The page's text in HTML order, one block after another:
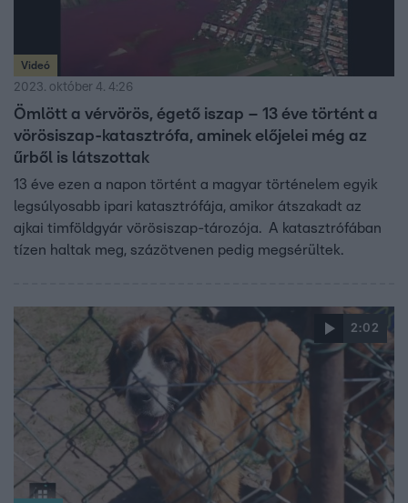
Videó
2023. október 4. 4:26
Ömlött a vérvörös, égető iszap – 13 éve történt a
vörösiszap-katasztrófa, aminek előjelei még az
űrből is látszottak
13 éve ezen a napon történt a magyar történelem egyik
legsúlyosabb ipari katasztrófája, amikor átszakadt az
ajkai timföldgyár vörösiszap-tározója. A katasztrófában
tízen haltak meg, százötvenen pedig megsérültek.
2:02